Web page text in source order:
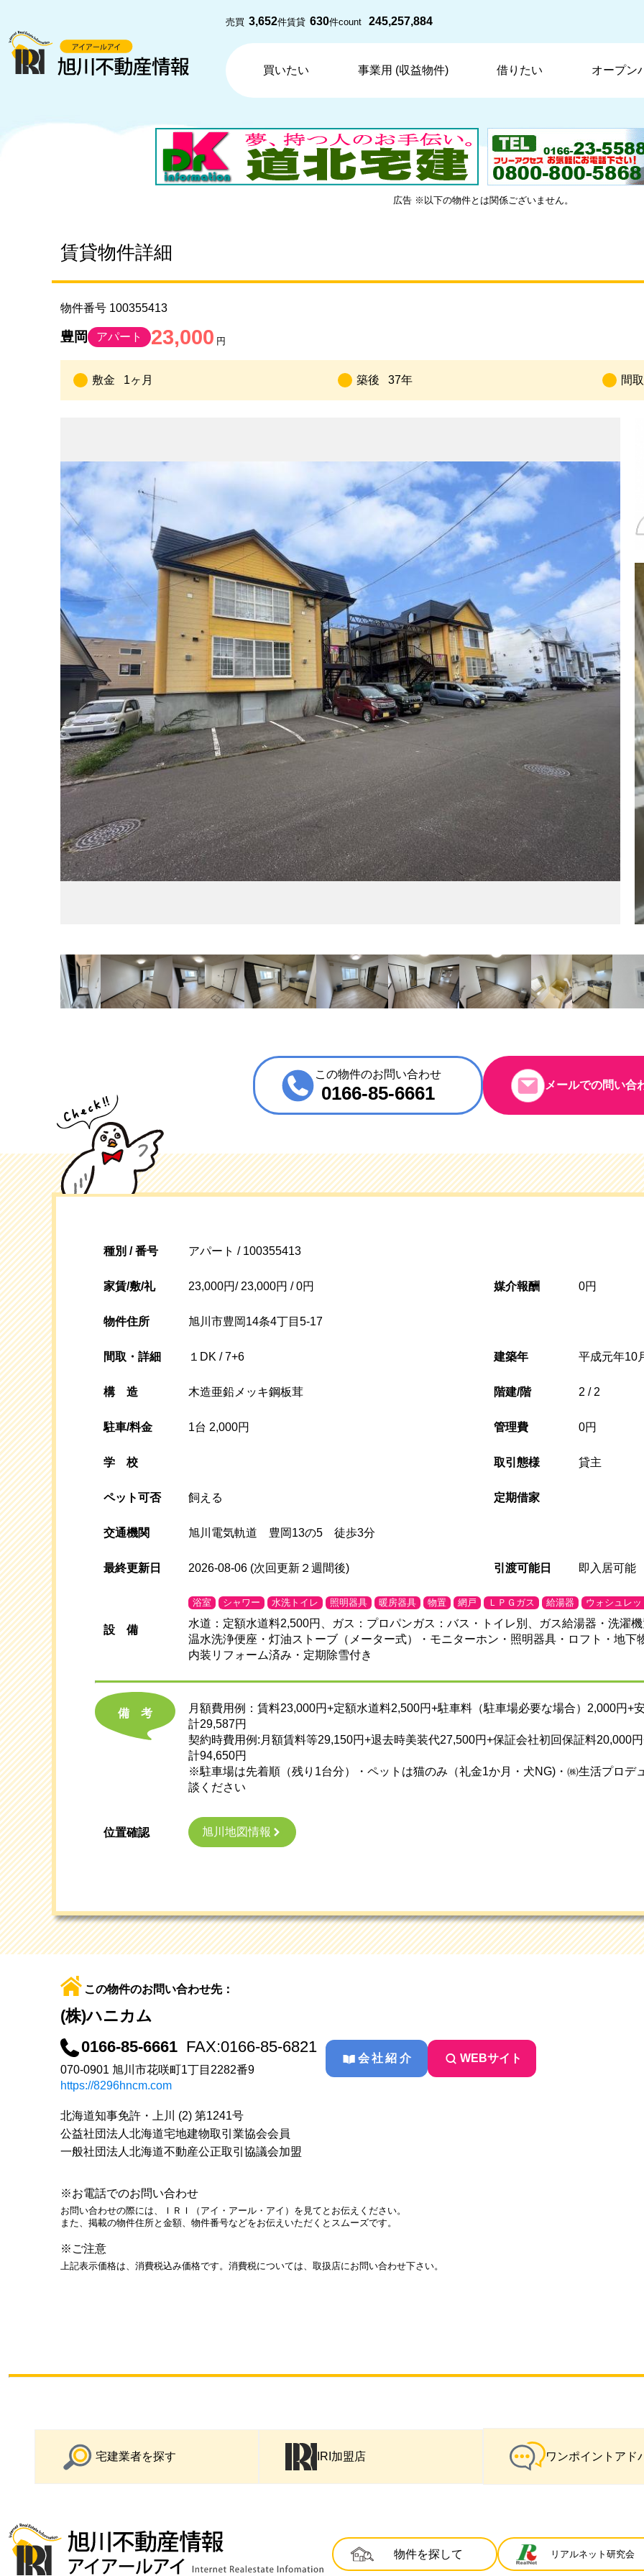
売買 3,652件賃貸 630件count 245,257,884
買いたい 事業用 (収益物件) 借りたい オープン
広告 ※以下の物件とは関係ございません。
賃貸物件詳細
物件番号 100355413
豊岡 アパート 23,000 円
敷金 1ヶ月 築後 37年 間
この物件のお問い合わせ
0166-85-6661 メールでの問い合
種別 / 番号 アパート / 100355413
家賃/敷/礼 23,000円/ 23,000円 / 0円 媒介報酬 0円
物件住所 旭川市豊岡14条4丁目5-17
間取・詳細 １DK / 7+6 建築年 平成元年10
構 造 木造亜鉛メッキ鋼板茸 階建/階 2 / 2
駐車/料金 1台 2,000円 管理費 0円
学校 取引態様 貸主
ペット可否 飼える 定期借家
交通機関 旭川電気軌道 豊岡13の5 徒歩3分
最終更新日 2026-08-06 (次回更新２週間後) 引渡可能日 即入居可能
設 備
浴室 シャワー 水洗トイレ 照明器具 暖房器具 物置 網戸 ＬＰＧガス 給湯器 ウォシュレッ
水道：定額水道料2,500円、ガス：プロパンガス：バス・トイレ別、ガス給湯器・洗濯
温水洗浄便座・灯油ストーブ（メーター式）・モニターホン・照明器具・ロフト・地下
内装リフォーム済み・定期除雪付き
備考
月額費用例：賃料23,000円+定額水道料2,500円+駐車料（駐車場必要な場合）2,000円+
計29,587円
契約時費用例:月額賃料等29,150円+退去時美装代27,500円+保証会社初回保証料20,000
計94,650円
※駐車場は先着順（残り1台分）・ペットは猫のみ（礼金1か月・犬NG)・㈱生活プロデ
談ください
位置確認 旭川地図情報
この物件のお問い合わせ先：
(株)ハニカム
0166-85-6661 FAX:0166-85-6821
070-0901 旭川市花咲町1丁目2282番9
https://8296hncm.com
会社紹介 WEBサイト
北海道知事免許・上川 (2) 第1241号
公益社団法人北海道宅地建物取引業協会会員
一般社団法人北海道不動産公正取引協議会加盟
※お電話でのお問い合わせ
お問い合わせの際には、ＩＲＩ（アイ・アール・アイ）を見てとお伝えください。
また、掲載の物件住所と金額、物件番号などをお伝えいただくとスムーズです。
※ご注意
上記表示価格は、消費税込み価格です。消費税については、取扱店にお問い合わせ下さい。
宅建業者を探す IRI加盟店 ワンポイントアド
物件を探して リアルネット研究会